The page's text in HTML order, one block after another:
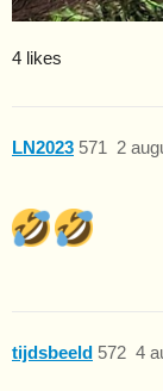
4 likes
LN2023 2
571
tijdsbeeld 4
572